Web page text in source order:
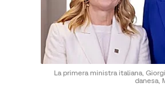
La primera ministra italiana,
danesa,